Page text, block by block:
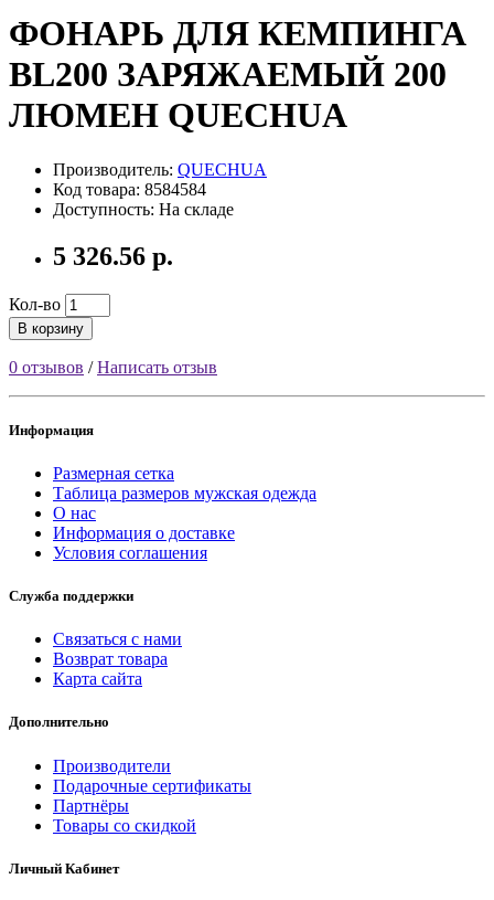
ФОНАРЬ ДЛЯ КЕМПИНГА
BL200 ЗАРЯЖАЕМЫЙ 200
ЛЮМЕН QUECHUA
Производитель: QUECHUA
Код товара: 8584584
Доступность: На складе
5 326.56 р.
Кол-во
В корзину
0 отзывов /Написать отзыв
Информация
Размерная сетка
Таблица размеров мужская одежда
О нас
Информация о доставке
Условия соглашения
Служба поддержки
Связаться с нами
Возврат товара
Карта сайта
Дополнительно
Производители
Подарочные сертификаты
Партнёры
Товары со скидкой
Личный Кабинет